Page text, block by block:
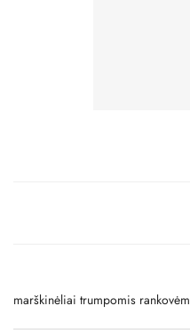
marškinėliai trumpomis